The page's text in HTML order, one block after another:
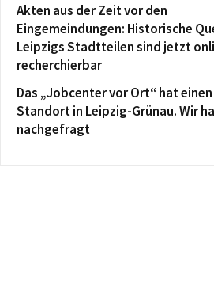
Akten aus der Zeit vor den
Eingemeindungen: Historische
Leipzigs Stadtteilen sind jetzt
recherchierbar
Das „Jobcenter vor Ort“ hat
Standort in Leipzig-Grünau. Wir
nachgefragt